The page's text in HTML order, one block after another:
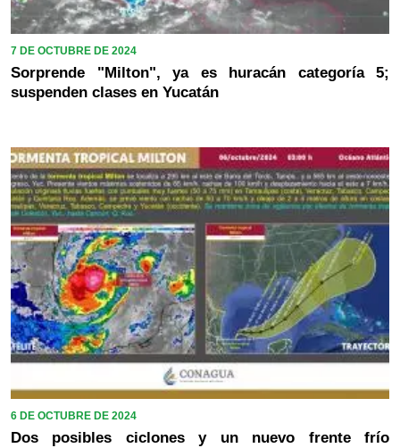
7 DE OCTUBRE DE 2024
Sorprende "Milton", ya es huracán categoría 5;
suspenden clases en Yucatán
6 DE OCTUBRE DE 2024
Dos posibles ciclones y un nuevo frente frío